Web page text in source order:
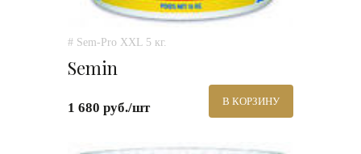
# Sem-Pro XXL 5 кг.
Semin
1 680 руб./шт В КОРЗИНУ